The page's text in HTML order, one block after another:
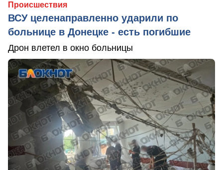
Происшествия
ВСУ целенаправленно ударили по
больнице в Донецке - есть погибшие
Дрон влетел в окно больницы